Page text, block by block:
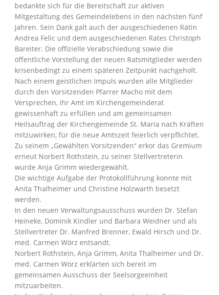
bedankte sich für die Bereitschaft zur aktiven
Mitgestaltung des Gemeindelebens in den nächsten fünf
Jahren. Sein Dank galt auch der ausgeschiedenen Rätin
Andrea Felic und dem ausgeschiedenen Rates Christoph
Bareiter. Die offizielle Verabschiedung sowie die
öffentliche Vorstellung der neuen Ratsmitglieder werden
krisenbedingt zu einem späteren Zeitpunkt nachgeholt.
Nach einem geistlichen Impuls wurden alle Mitglieder
durch den Vorsitzenden Pfarrer Macho mit dem
Versprechen, ihr Amt im Kirchengemeinderat
gewissenhaft zu erfüllen und am gemeinsamen
Heilsauftrag der Kirchengemeinde St. Maria nach Kräften
mitzuwirken, für die neue Amtszeit feierlich verpflichtet.
Zu seinem „Gewählten Vorsitzenden“ erkor das Gremium
erneut Norbert Rothstein, zu seiner Stellvertreterin
wurde Anja Grimm wiedergewählt.
Die wichtige Aufgabe der Protokollführung konnte mit
Anita Thalheimer und Christine Holzwarth besetzt
werden.
In den neuen Verwaltungsausschuss wurden Dr. Stefan
Heineke, Dominik Kindler und Barbara Weidner und als
Stellvertreter Dr. Manfred Brenner, Ewald Hirsch und Dr.
med. Carmen Wörz entsandt.
Norbert Rothstein, Anja Grimm, Anita Thalheimer und Dr.
med. Carmen Wörz erklärten sich bereit im
gemeinsamen Ausschuss der Seelsorgeeinheit
mitzuarbeiten.